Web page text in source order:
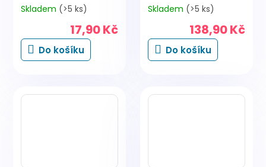
Skladem (>5 ks)
17,90 Kč
Do košíku
Skladem (>5 ks)
138,90 Kč
Do košíku